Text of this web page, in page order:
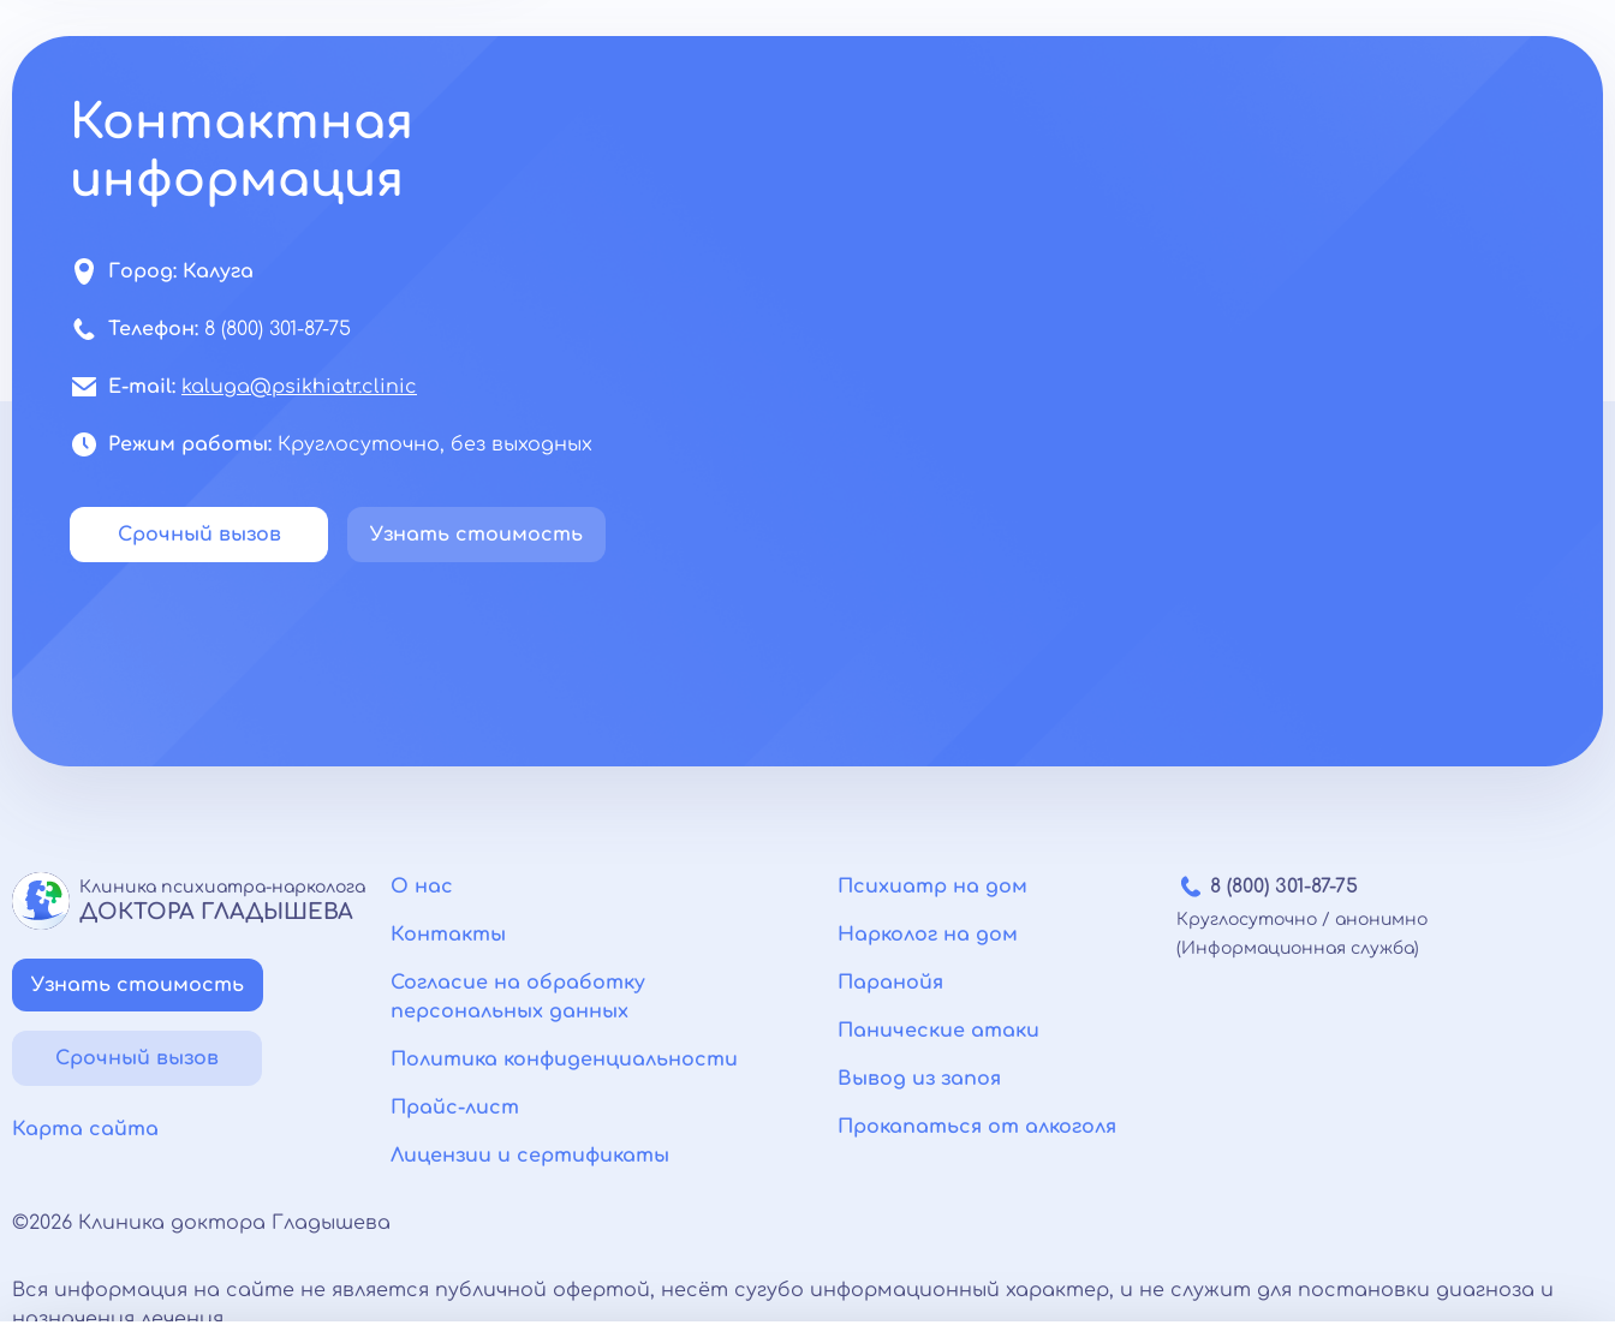
Контактная
информация
Город: Калуга
Телефон: 8 (800) 301-87-75
E-mail: kaluga@psikhiatr.clinic
Режим работы: Круглосуточно, без выходных
Срочный вызов Узнать стоимость
Клиника психиатра-нарколога
ДОКТОРА ГЛАДЫШЕВА
Узнать стоимость
Срочный вызов
Карта сайта
О нас
Контакты
Согласие на обработку
персональных данных
Политика конфиденциальности
Прайс-лист
Лицензии и сертификаты
Психиатр на дом
Нарколог на дом
Паранойя
Панические атаки
Вывод из запоя
Прокапаться от алкоголя
8 (800) 301-87-75
Круглосуточно / анонимно
(Информационная служба)
©2026 Клиника доктора Гладышева
Вся информация на сайте не является публичной офертой, несёт сугубо информационный характер, и не служит для постановки диагноза и
назначения лечения.